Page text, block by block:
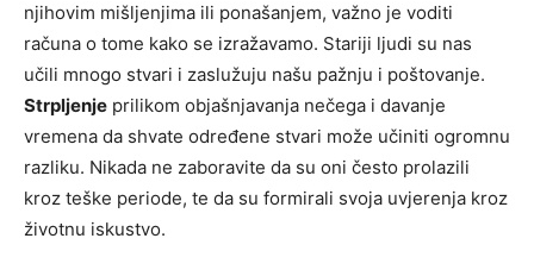
njihovim mišljenjima ili ponašanjem, važno je voditi
računa o tome kako se izražavamo. Stariji ljudi su nas
učili mnogo stvari i zaslužuju našu pažnju i poštovanje.
Strpljenje prilikom objašnjavanja nečega i davanje
vremena da shvate određene stvari može učiniti ogromnu
razliku. Nikada ne zaboravite da su oni često prolazili
kroz teške periode, te da su formirali svoja uvjerenja kroz
životnu iskustvo.